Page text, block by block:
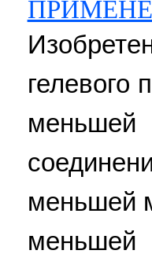
гелевого
меньшей
меньшей